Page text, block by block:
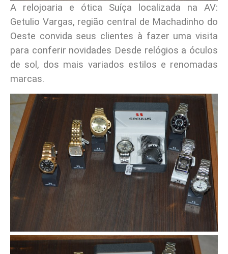
A relojoaria e ótica Suíça localizada na AV:
Getulio Vargas, região central de Machadinho do
Oeste convida seus clientes à fazer uma visita
para conferir novidades Desde relógios a óculos
de sol, dos mais variados estilos e renomadas
marcas.